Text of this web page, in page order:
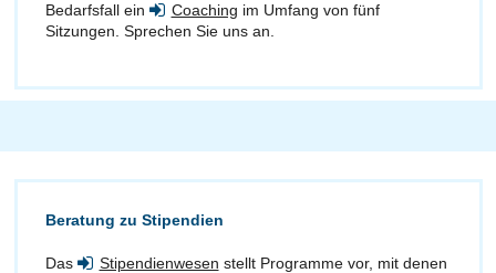
Bedarfsfall ein
Coaching im Umfang von fünf
Sitzungen. Sprechen Sie uns an.
Beratung zu Stipendien
Das Stipendienwesen stellt Programme vor, mit denen